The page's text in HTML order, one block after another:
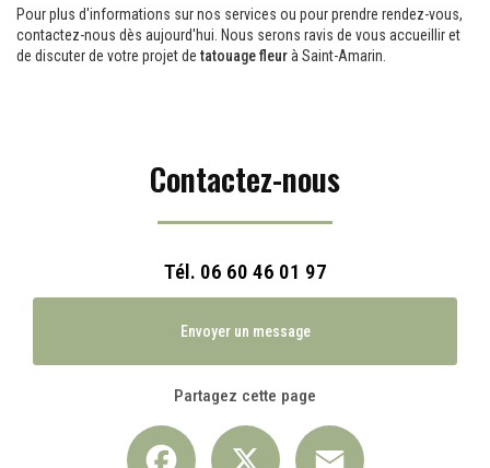
Pour plus d'informations sur nos services ou pour prendre rendez-vous,
contactez-nous dès aujourd'hui. Nous serons ravis de vous accueillir et
de discuter de votre projet de tatouage fleurà Saint-Amarin.
Contactez-nous
Tél. 06 60 46 01 97
Envoyer un message
Partagez cette page
Facebook